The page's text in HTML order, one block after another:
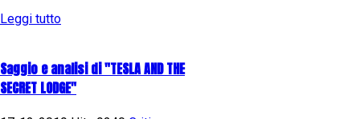
Leggi tutto
Saggio e analisi di "TESLA AND THE
SECRET LODGE"